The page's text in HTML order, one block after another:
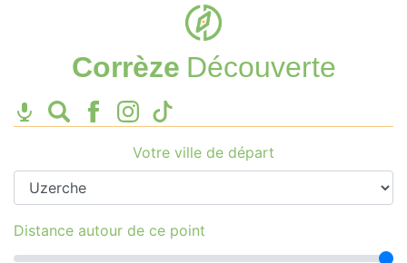
Corrèze Découverte
Votre ville de départ
Distance autour de ce point